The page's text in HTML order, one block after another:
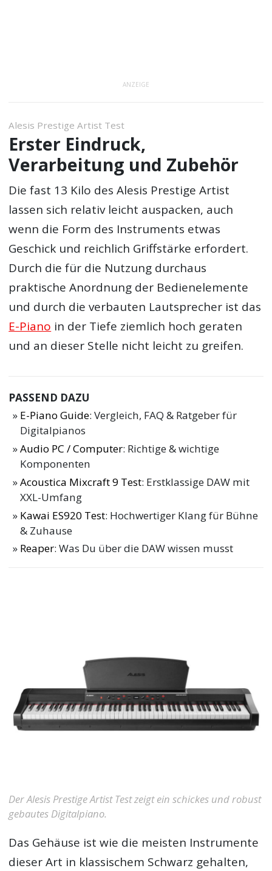
ANZEIGE
Alesis Prestige Artist Test
Erster Eindruck,
Verarbeitung und Zubehör
Die fast 13 Kilo des Alesis Prestige Artist
lassen sich relativ leicht auspacken, auch
wenn die Form des Instruments etwas
Geschick und reichlich Griffstärke erfordert.
Durch die für die Nutzung durchaus
praktische Anordnung der Bedienelemente
und durch die verbauten Lautsprecher ist das
E-Piano in der Tiefe ziemlich hoch geraten
und an dieser Stelle nicht leicht zu greifen.
PASSEND DAZU
E-Piano Guide: Vergleich, FAQ & Ratgeber für
Digitalpianos
Audio PC / Computer: Richtige & wichtige
Komponenten
Acoustica Mixcraft 9 Test: Erstklassige DAW mit
XXL-Umfang
Kawai ES920 Test: Hochwertiger Klang für Bühne
& Zuhause
Reaper: Was Du über die DAW wissen musst
Der Alesis Prestige Artist Test zeigt ein schickes und robust
gebautes Digitalpiano.
Das Gehäuse ist wie die meisten Instrumente
dieser Art in klassischem Schwarz gehalten,